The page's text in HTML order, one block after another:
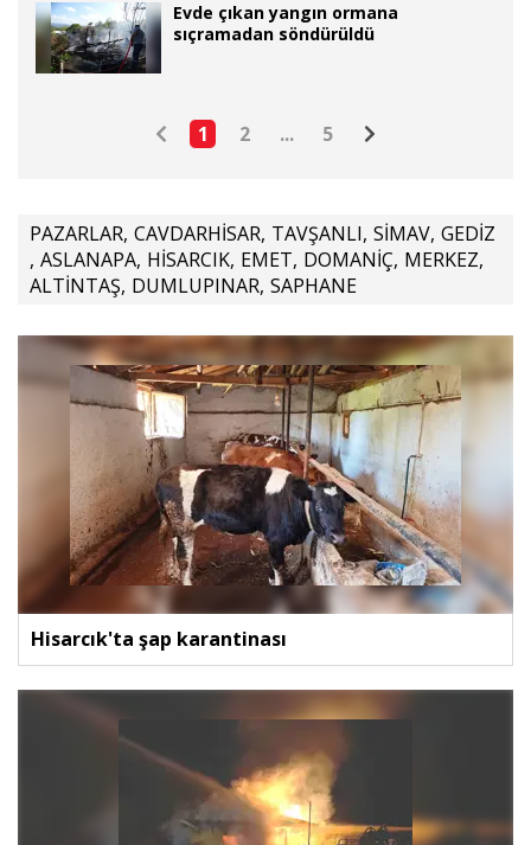
Evde çıkan yangın ormana
sıçramadan söndürüldü
1 2 ... 5
PAZARLAR, CAVDARHİSAR, TAVŞANLI, SİMAV, GEDİZ
, ASLANAPA, HİSARCIK, EMET, DOMANİÇ, MERKEZ,
ALTİNTAŞ, DUMLUPINAR, SAPHANE
Hisarcık'ta şap karantinası